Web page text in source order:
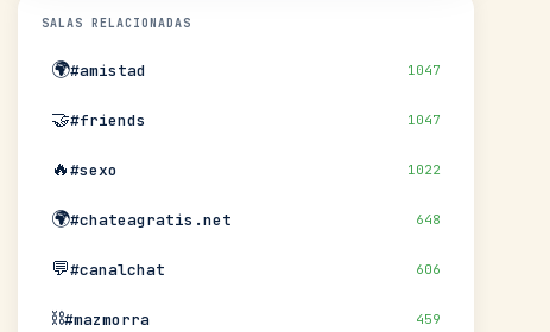
SALAS RELACIONADAS
🌍#amistad 1047
🤝#friends 1047
🔥#sexo 1022
🌍#chateagratis.net 648
💬#canalchat 606
⛓️#mazmorra 459